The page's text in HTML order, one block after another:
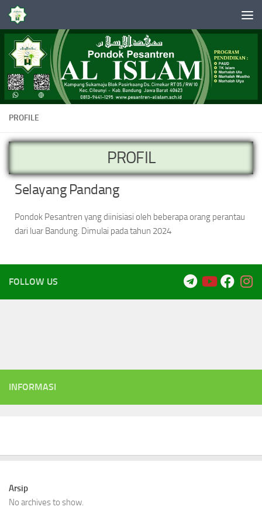
Skip to content
PROFILE
PROFIL
Selayang Pandang
Pondok Pesantren yang diinisiasi oleh beberapa orang perantau
dari luar Bandung. Dimulai pada tahun 2024
FOLLOW US
INFORMASI
Arsip
No archives to show.